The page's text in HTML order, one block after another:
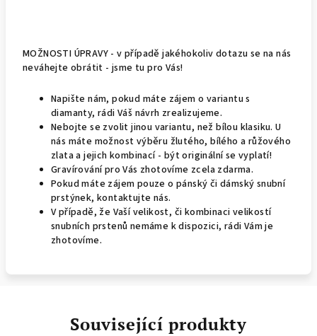
MOŽNOSTI ÚPRAVY - v případě jakéhokoliv dotazu se na nás
neváhejte obrátit - jsme tu pro Vás!
Napište nám, pokud máte zájem o variantu s
diamanty, rádi Váš návrh zrealizujeme.
Nebojte se zvolit jinou variantu, než bílou klasiku. U
nás máte možnost výběru žlutého, bílého a růžového
zlata a jejich kombinací - být originální se vyplatí!
Gravírování pro Vás zhotovíme zcela zdarma.
Pokud máte zájem pouze o pánský či dámský snubní
prstýnek, kontaktujte nás.
V případě, že Vaší velikost, či kombinaci velikostí
snubních prstenů nemáme k dispozici, rádi Vám je
zhotovíme.
Související produkty